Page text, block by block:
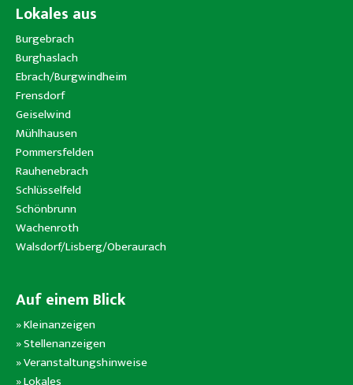
Lokales aus
Burgebrach
Burghaslach
Ebrach/Burgwindheim
Frensdorf
Geiselwind
Mühlhausen
Pommersfelden
Rauhenebrach
Schlüsselfeld
Schönbrunn
Wachenroth
Walsdorf/Lisberg/Oberaurach
Auf einem Blick
»Kleinanzeigen
»Stellenanzeigen
»Veranstaltungshinweise